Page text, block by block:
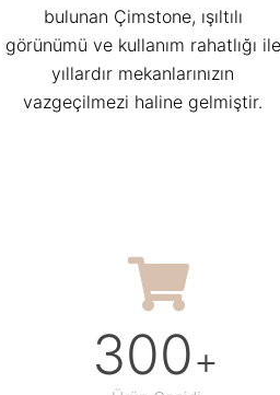
bulunan Çimstone, ışıltılı
görünümü ve kullanım rahatlığı ile
yıllardır mekanlarınızın
vazgeçilmezi haline gelmiştir.
300+